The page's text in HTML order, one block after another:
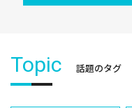
Topic 話題のタグ